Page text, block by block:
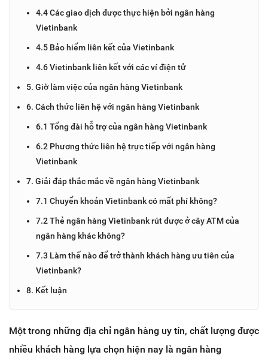
4.4 Các giao dịch được thực hiện bởi ngân hàng
Vietinbank
4.5 Bảo hiểm liên kết của Vietinbank
4.6 Vietinbank liên kết với các ví điện tử
5. Giờ làm việc của ngân hàng Vietinbank
6. Cách thức liên hệ với ngân hàng Vietinbank
6.1 Tổng đài hỗ trợ của ngân hàng Vietinbank
6.2 Phương thức liên hệ trực tiếp với ngân hàng
Vietinbank
7. Giải đáp thắc mắc về ngân hàng Vietinbank
7.1 Chuyển khoản Vietinbank có mất phí không?
7.2 Thẻ ngân hàng Vietinbank rút được ở cây ATM của
ngân hàng khác không?
7.3 Làm thế nào để trở thành khách hàng ưu tiên của
Vietinbank?
8. Kết luận
Một trong những địa chỉ ngân hàng uy tín, chất lượng được
nhiều khách hàng lựa chọn hiện nay là ngân hàng